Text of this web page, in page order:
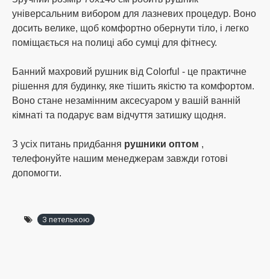
універсальним вибором для лазневих процедур. Воно
досить велике, щоб комфортно обернути тіло, і легко
поміщається на полиці або сумці для фітнесу.
Банний махровий рушник від Colorful - це практичне
рішення для будинку, яке тішить якістю та комфортом.
Воно стане незамінним аксесуаром у вашій ванній
кімнаті та подарує вам відчуття затишку щодня.
З усіх питань придбання рушники оптом ,
телефонуйте нашим менеджерам завжди готові
допомогти.
З петелькою